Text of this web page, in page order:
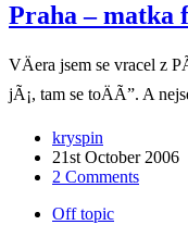
Praha – matka
VÄera jsem se vracel z
jÃ¡, tam se toÄÃ­”. A
kryspin
21st October 2006
2 Comments
Off topic